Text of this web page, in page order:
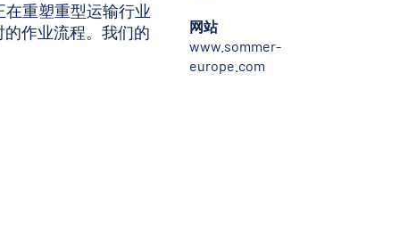
在重塑重型运输行业
作业流程。我们的
网站
www.sommer-
europe.com